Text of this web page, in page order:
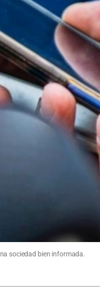
sociedad bien informada.